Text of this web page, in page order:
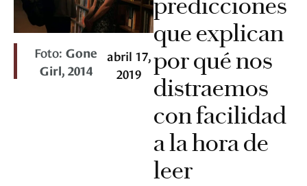
Foto:Gone
Girl, 2014
abril 17,
2019
que explican
por qué nos
distraemos
con facilidad
a la hora de
leer